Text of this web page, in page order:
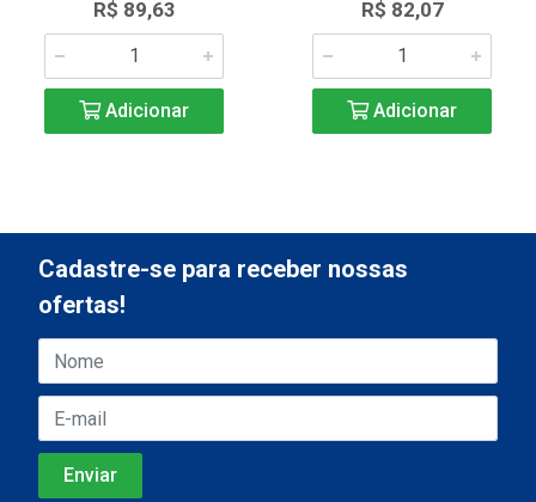
R$ 89,63
Adicionar
R$ 82,07
Adicionar
Cadastre-se para receber nossas
ofertas!